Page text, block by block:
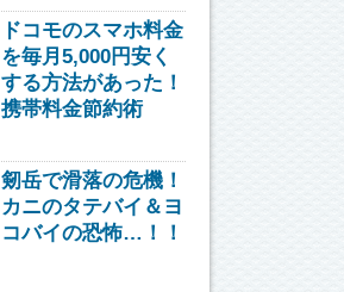
ドコモのスマホ料金
を毎月5,000円安く
する方法があった！
携帯料金節約術
剱岳で滑落の危機！
カニのタテバイ＆ヨ
コバイの恐怖…！！